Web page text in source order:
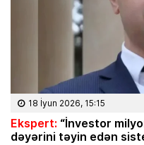
18 İyun 2026, 15:15
Ekspert: “İnvestor
dəyərini təyin edən